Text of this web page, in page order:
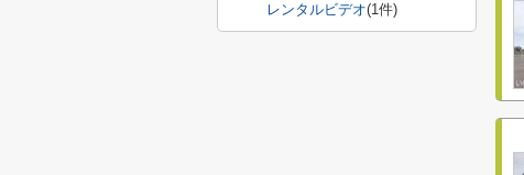
レンタルビデオ(1件)